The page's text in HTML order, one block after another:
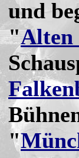
und
"Alten
"